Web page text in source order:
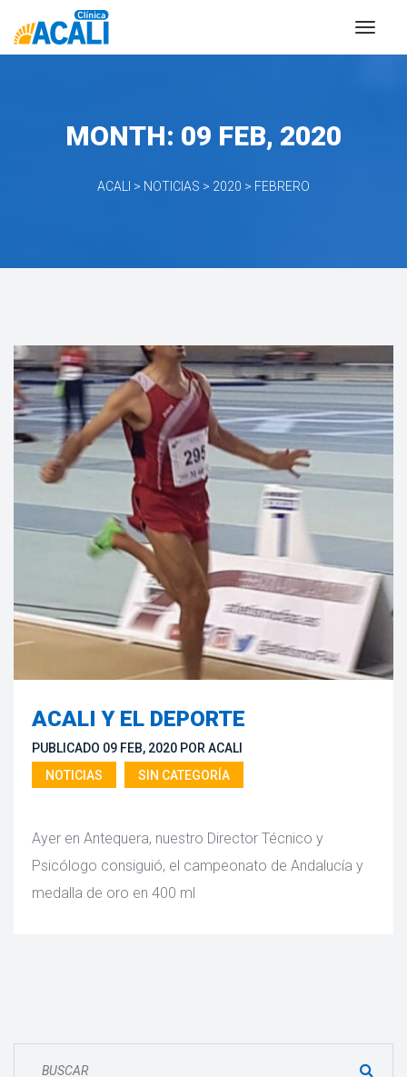
MONTH: 09 FEB, 2020
ACALI > NOTICIAS > 2020 > FEBRERO
ACALI Y EL DEPORTE
PUBLICADO 09 FEB, 2020 POR ACALI
NOTICIAS
SIN CATEGORÍA
Ayer en Antequera, nuestro Director Técnico y
Psicólogo consiguió, el campeonato de Andalucía y
medalla de oro en 400 ml